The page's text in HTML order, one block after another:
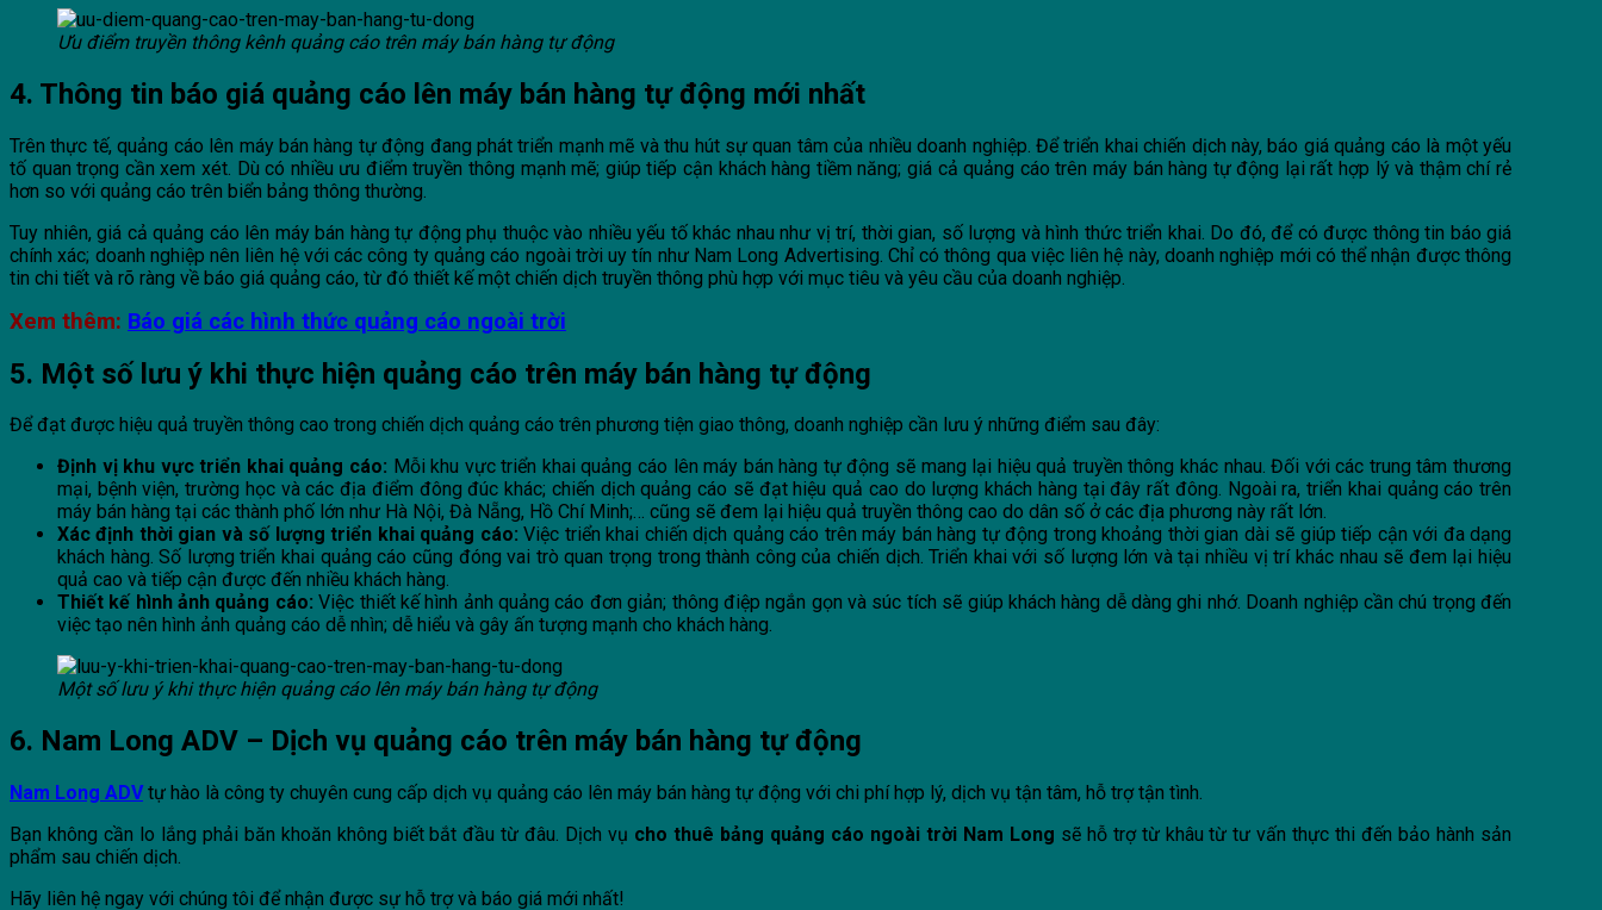
Ưu điểm truyền thông kênh quảng cáo trên máy bán hàng tự động
4. Thông tin báo giá quảng cáo lên máy bán hàng tự động mới nhất
Trên thực tế, quảng cáo lên máy bán hàng tự động đang phát triển mạnh mẽ và thu hút sự quan tâm của nhiều doanh nghiệp. Để triển khai chiến dịch này, báo giá quảng cáo là một yếu
tố quan trọng cần xem xét. Dù có nhiều ưu điểm truyền thông mạnh mẽ; giúp tiếp cận khách hàng tiềm năng; giá cả quảng cáo trên máy bán hàng tự động lại rất hợp lý và thậm chí rẻ
hơn so với quảng cáo trên biển bảng thông thường.
Tuy nhiên, giá cả quảng cáo lên máy bán hàng tự động phụ thuộc vào nhiều yếu tố khác nhau như vị trí, thời gian, số lượng và hình thức triển khai. Do đó, để có được thông tin báo giá
chính xác; doanh nghiệp nên liên hệ với các công ty quảng cáo ngoài trời uy tín như Nam Long Advertising. Chỉ có thông qua việc liên hệ này, doanh nghiệp mới có thể nhận được thông
tin chi tiết và rõ ràng về báo giá quảng cáo, từ đó thiết kế một chiến dịch truyền thông phù hợp với mục tiêu và yêu cầu của doanh nghiệp.
Xem thêm: Báo giá các hình thức quảng cáo ngoài trời
5. Một số lưu ý khi thực hiện quảng cáo trên máy bán hàng tự động
Để đạt được hiệu quả truyền thông cao trong chiến dịch quảng cáo trên phương tiện giao thông, doanh nghiệp cần lưu ý những điểm sau đây:
Định vị khu vực triển khai quảng cáo: Mỗi khu vực triển khai quảng cáo lên máy bán hàng tự động sẽ mang lại hiệu quả truyền thông khác nhau. Đối với các trung tâm thương
mại, bệnh viện, trường học và các địa điểm đông đúc khác; chiến dịch quảng cáo sẽ đạt hiệu quả cao do lượng khách hàng tại đây rất đông. Ngoài ra, triển khai quảng cáo trên
máy bán hàng tại các thành phố lớn như Hà Nội, Đà Nẵng, Hồ Chí Minh;… cũng sẽ đem lại hiệu quả truyền thông cao do dân số ở các địa phương này rất lớn.
Xác định thời gian và số lượng triển khai quảng cáo: Việc triển khai chiến dịch quảng cáo trên máy bán hàng tự động trong khoảng thời gian dài sẽ giúp tiếp cận với đa dạng
khách hàng. Số lượng triển khai quảng cáo cũng đóng vai trò quan trọng trong thành công của chiến dịch. Triển khai với số lượng lớn và tại nhiều vị trí khác nhau sẽ đem lại hiệu
quả cao và tiếp cận được đến nhiều khách hàng.
Thiết kế hình ảnh quảng cáo: Việc thiết kế hình ảnh quảng cáo đơn giản; thông điệp ngắn gọn và súc tích sẽ giúp khách hàng dễ dàng ghi nhớ. Doanh nghiệp cần chú trọng đến
việc tạo nên hình ảnh quảng cáo dễ nhìn; dễ hiểu và gây ấn tượng mạnh cho khách hàng.
Một số lưu ý khi thực hiện quảng cáo lên máy bán hàng tự động
6. Nam Long ADV – Dịch vụ quảng cáo trên máy bán hàng tự động
Nam Long ADVtự hào là công ty chuyên cung cấp dịch vụ quảng cáo lên máy bán hàng tự động với chi phí hợp lý, dịch vụ tận tâm, hỗ trợ tận tình.
Bạn không cần lo lắng phải băn khoăn không biết bắt đầu từ đâu. Dịch vụ cho thuê bảng quảng cáo ngoài trờiNam Long sẽ hỗ trợ từ khâu từ tư vấn thực thi đến bảo hành sản
phẩm sau chiến dịch.
Hãy liên hệ ngay với chúng tôi để nhận được sự hỗ trợ và báo giá mới nhất!